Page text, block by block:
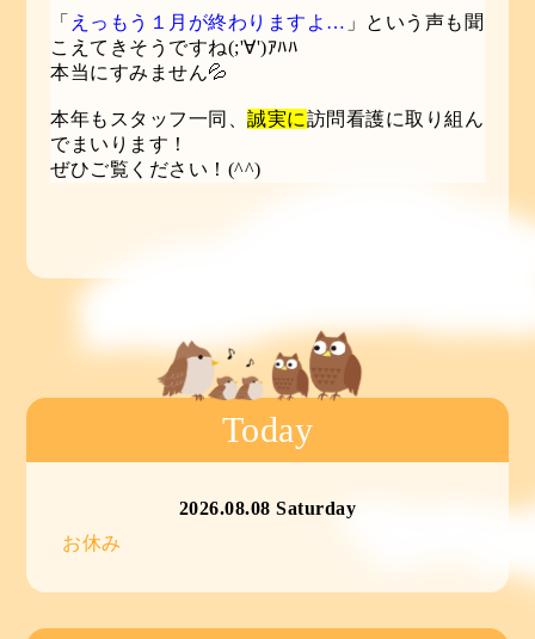
「 えっもう１月が終わりますよ… 」という声も聞
こえてきそうですね(;'∀')ｱﾊﾊ
本当にすみません💦
本年もスタッフ一同、誠実に訪問看護に取り組ん
でまいります！
ぜひご覧ください！(^^)
Today
2026.08.08 Saturday
お休み